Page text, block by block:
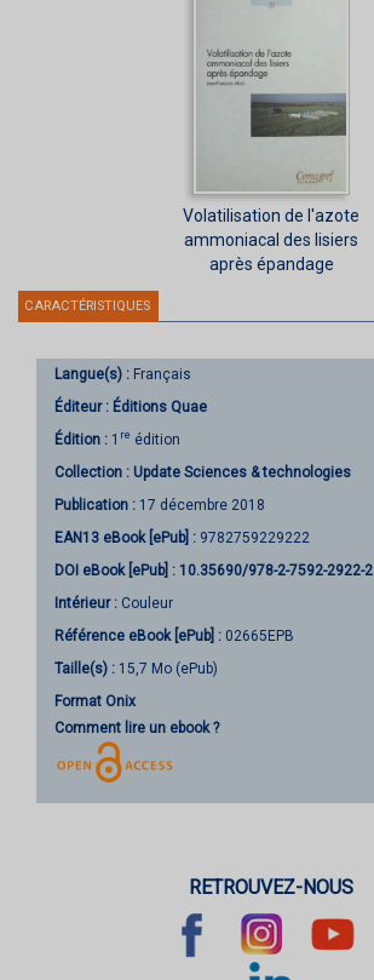
Volatilisation de l'azote
ammoniacal des lisiers
après épandage
CARACTÉRISTIQUES
Langue(s) : Français
Éditeur : Éditions Quae
Édition : 1 re édition
Collection : Update Sciences & technologies
Publication : 17 décembre 2018
EAN13 eBook [ePub] : 9782759229222
DOI eBook [ePub] : 10.35690/978-2-7592-2922-2
Intérieur : Couleur
Référence eBook [ePub] : 02665EPB
Taille(s) : 15,7 Mo (ePub)
Format Onix
Comment lire un ebook ?
RETROUVEZ-NOUS